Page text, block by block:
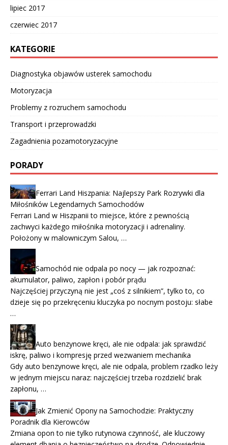
lipiec 2017
czerwiec 2017
KATEGORIE
Diagnostyka objawów usterek samochodu
Motoryzacja
Problemy z rozruchem samochodu
Transport i przeprowadzki
Zagadnienia pozamotoryzacyjne
PORADY
Ferrari Land Hiszpania: Najlepszy Park Rozrywki dla
Miłośników Legendarnych Samochodów
Ferrari Land w Hiszpanii to miejsce, które z pewnością
zachwyci każdego miłośnika motoryzacji i adrenaliny.
Położony w malowniczym Salou, …
Samochód nie odpala po nocy — jak rozpoznać:
akumulator, paliwo, zapłon i pobór prądu
Najczęściej przyczyną nie jest „coś z silnikiem”, tylko to, co
dzieje się po przekręceniu kluczyka po nocnym postoju: słabe
…
Auto benzynowe kręci, ale nie odpala: jak sprawdzić
iskrę, paliwo i kompresję przed wezwaniem mechanika
Gdy auto benzynowe kręci, ale nie odpala, problem rzadko leży
w jednym miejscu naraz: najczęściej trzeba rozdzielić brak
zapłonu, …
Jak Zmienić Opony na Samochodzie: Praktyczny
Poradnik dla Kierowców
Zmiana opon to nie tylko rutynowa czynność, ale kluczowy